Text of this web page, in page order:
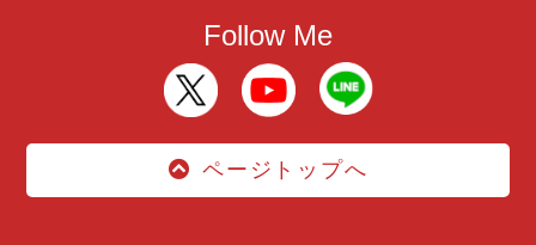
Follow Me
ページトップへ